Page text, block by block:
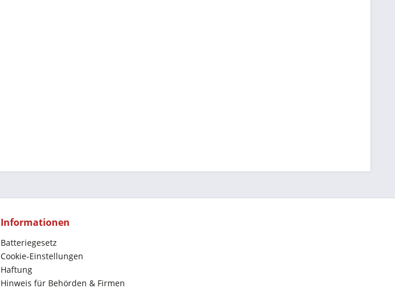
Informationen
Batteriegesetz
Cookie-Einstellungen
Haftung
Hinweis für Behörden & Firmen